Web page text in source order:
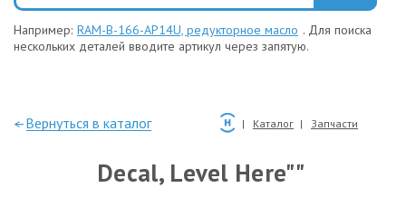
Например: RAM-B-166-AP14U, редукторное масло . Для поиска
нескольких деталей вводите артикул через запятую.
—Вернуться в каталог Каталог Запчасти
Decal, Level Here""